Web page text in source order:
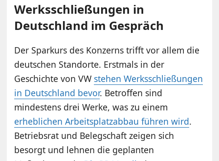
Werksschließungen in
Deutschland im Gespräch
Der Sparkurs des Konzerns trifft vor allem die
deutschen Standorte. Erstmals in der
Geschichte von VW stehen Werksschließungen
in Deutschland bevor. Betroffen sind
mindestens drei Werke, was zu einem
erheblichen Arbeitsplatzabbau führen wird.
Betriebsrat und Belegschaft zeigen sich
besorgt und lehnen die geplanten